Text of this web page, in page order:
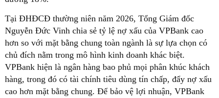
Tại ĐHĐCĐ thường niên năm 2026, Tổng Giám đốc
Nguyễn Đức Vinh chia sẻ tỷ lệ nợ xấu của VPBank cao
hơn so với mặt bằng chung toàn ngành là sự lựa chọn có
chủ đích nằm trong mô hình kinh doanh khác biệt.
VPBank hiện là ngân hàng bao phủ mọi phân khúc khách
hàng, trong đó có tài chính tiêu dùng tín chấp, đẩy nợ xấu
cao hơn mặt bằng chung. Để bảo vệ lợi nhuận, VPBank